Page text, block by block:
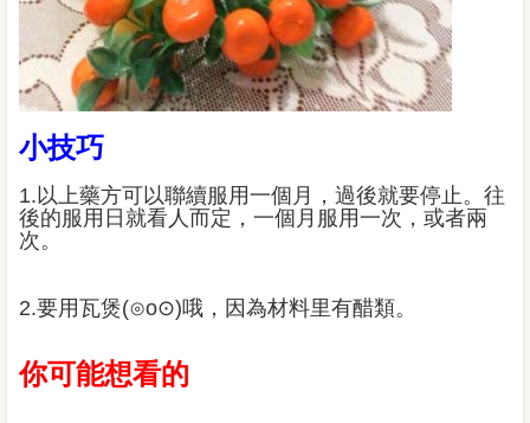
小技巧
1.以上藥方可以聯續服用一個月，過後就要停止。往
後的服用日就看人而定，一個月服用一次，或者兩
次。
2.要用瓦煲(⊙o⊙)哦，因為材料里有醋類。
你可能想看的